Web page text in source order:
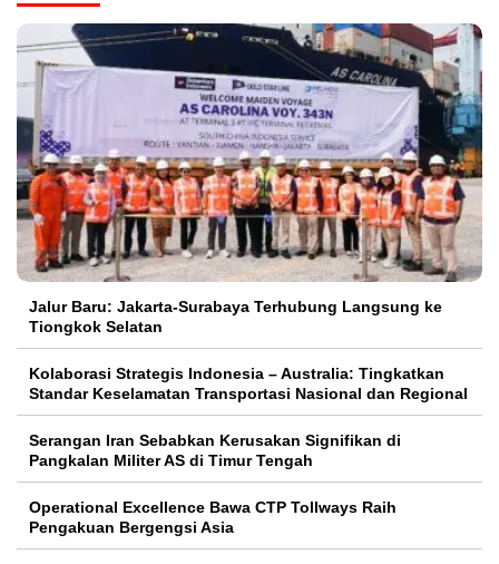
Jalur Baru: Jakarta-Surabaya Terhubung Langsung ke
Tiongkok Selatan
Kolaborasi Strategis Indonesia – Australia: Tingkatkan
Standar Keselamatan Transportasi Nasional dan Regional
Serangan Iran Sebabkan Kerusakan Signifikan di
Pangkalan Militer AS di Timur Tengah
Operational Excellence Bawa CTP Tollways Raih
Pengakuan Bergengsi Asia